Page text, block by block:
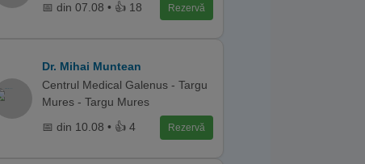
📅 din 07.08 • 👍 18
Rezervă
Dr. Mihai Muntean
Centrul Medical Galenus - Targu
Mures - Targu Mures
📅 din 10.08 • 👍 4
Rezervă